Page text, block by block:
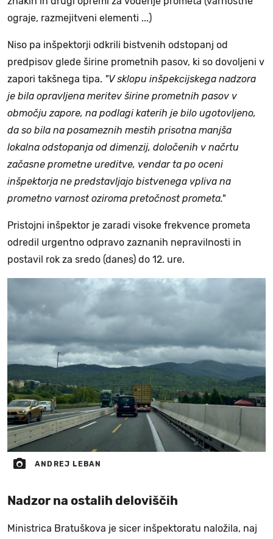
ograje, razmejitveni elementi ...)
Niso pa inšpektorji odkrili bistvenih odstopanj od
predpisov glede širine prometnih pasov, ki so dovoljeni v
zapori takšnega tipa. "V sklopu inšpekcijskega nadzora
je bila opravljena meritev širine prometnih pasov v
območju zapore, na podlagi katerih je bilo ugotovljeno,
da so bila na posameznih mestih prisotna manjša
lokalna odstopanja od dimenzij, določenih v načrtu
začasne prometne ureditve, vendar ta po oceni
inšpektorja ne predstavljajo bistvenega vpliva na
prometno varnost oziroma pretočnost prometa."
Pristojni inšpektor je zaradi visoke frekvence prometa
odredil urgentno odpravo zaznanih nepravilnosti in
postavil rok za sredo (danes) do 12. ure.
ANDREJ LEBAN
Nadzor na ostalih deloviščih
Ministrica Bratuškova je sicer inšpektoratu naložila, naj